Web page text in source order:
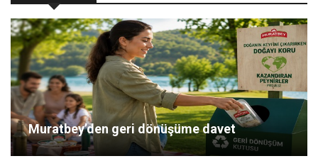
Muratbey’den geri dönüşüme davet